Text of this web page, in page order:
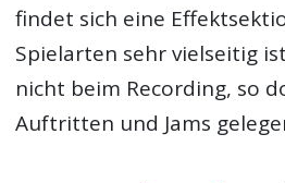
findet sich eine
Spielarten sehr vielseitig
nicht beim Recording, so
Auftritten und Jams